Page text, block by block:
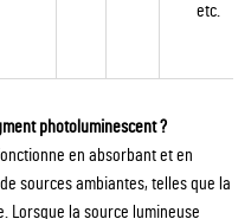
etc.
photoluminescent ?
en absorbant et en
sources ambiantes, telles que la
Lorsque la source lumineuse